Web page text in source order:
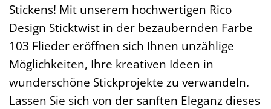
Stickens! Mit unserem hochwertigen Rico
Design Sticktwist in der bezaubernden Farbe
103 Flieder eröffnen sich Ihnen unzählige
Möglichkeiten, Ihre kreativen Ideen in
wunderschöne Stickprojekte zu verwandeln.
Lassen Sie sich von der sanften Eleganz dieses